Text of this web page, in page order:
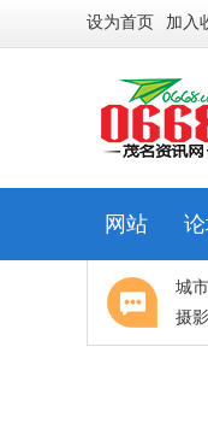
设为首页 加入
网站
城
摄